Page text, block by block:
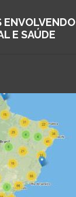
ENVOLVENDO
E SAÚDE